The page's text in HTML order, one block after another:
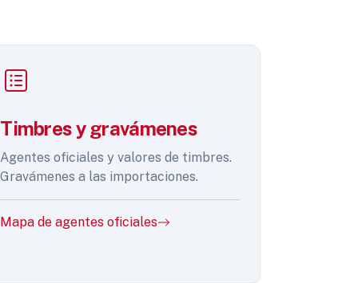
Timbres y gravámenes
Agentes oficiales y valores de timbres.
Gravámenes a las importaciones.
Mapa de agentes oficiales